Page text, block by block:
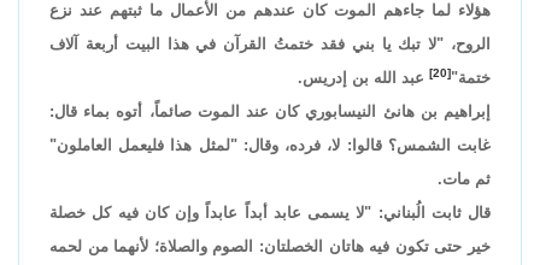
هؤلاء لما جاءهم الموت كان عندهم من الأعمال ما ثبتهم عند نزع
الروح، "لا تبك يا بني فقد ختمتُ القرآن في هذا البيت أربعة آلاف
ختمة"[20]
عبد الله بن إدريس.
إبراهيم بن هانئ النيسابوري كان عند الموت صائماً، أتوه بماء قال:
غابت الشمس؟ قالوا: لا، فرده، وقال: "لمثل هذا فليعمل العاملون"
ثم مات.
قال ثابت الُبناني: "لا يسمى عابد أبداً عابداً وإن كان فيه كل خصلة
خير حتى تكون فيه هاتان الخصلتان: الصوم والصلاة؛ لأنهما من لحمه